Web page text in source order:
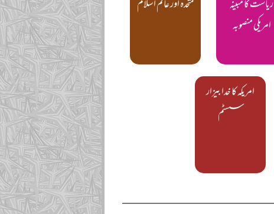
ریاست کا مبینہ
امریکی منصوبہ
متحدہ اور عالم اسلام
امریکہ کا خدا بیزار
سسٹم